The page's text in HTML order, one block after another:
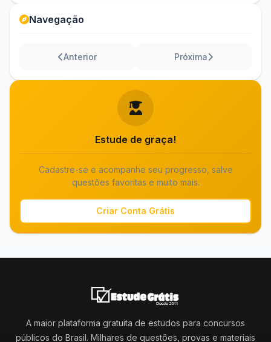
Navegação
Anterior Próxima
Estude de graça!
Cadastre-se e acompanhe seu progresso, salve
questões favoritas e muito mais.
Criar Conta Grátis
A maior plataforma gratuita de estudos para concursos
públicos do Brasil. Milhares de questões, provas e materiais